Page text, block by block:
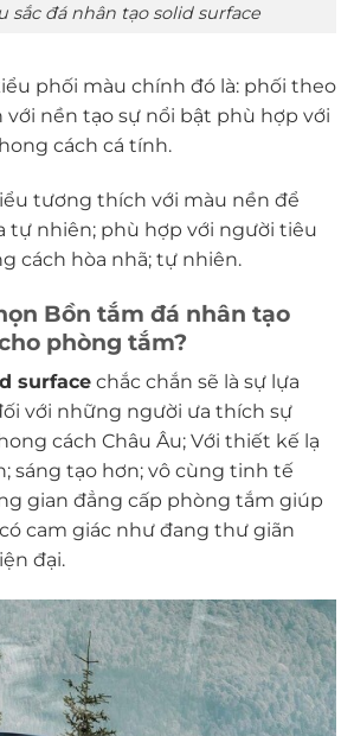
sắc đá nhân tạo solid surface
phối màu chính đó là: phối theo
nền tạo sự nổi bật phù hợp với
cách cá tính.
tương thích với màu nền để
tự nhiên; phù hợp với người tiêu
cách hòa nhã; tự nhiên.
Bồn tắm đá nhân tạo
phòng tắm?
surface chắc chắn sẽ là sự lựa
với những người ưa thích sự
cách Châu Âu; Với thiết kế lạ
sáng tạo hơn; vô cùng tinh tế
gian đẳng cấp phòng tắm giúp
cam giác như đang thư giãn
đại.